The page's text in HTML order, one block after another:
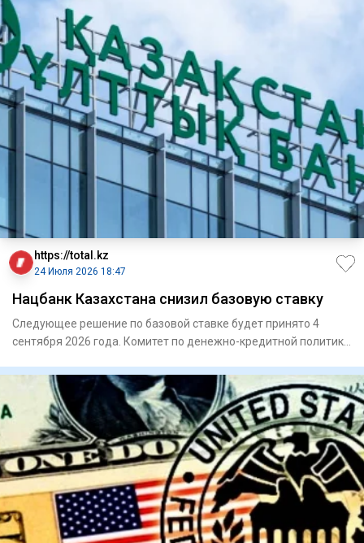
https://total.kz
24 Июля 2026 18:47
Нацбанк Казахстана снизил базовую ставку
Следующее решение по базовой ставке будет принято 4
сентября 2026 года. Комитет по денежно-кредитной политике